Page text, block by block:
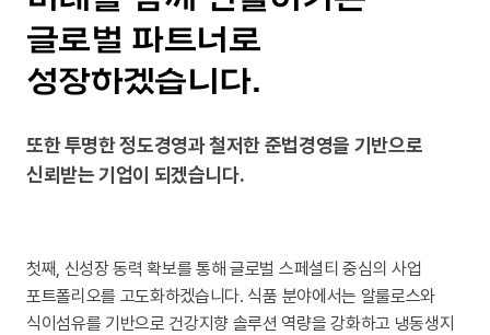
글로벌 파트너로
성장하겠습니다.
또한 투명한 정도경영과 철저한 준법경영을 기반으로
신뢰받는 기업이 되겠습니다.
첫째, 신성장 동력 확보를 통해 글로벌 스페셜티 중심의 사업
포트폴리오를 고도화하겠습니다. 식품 분야에서는 알룰로스와
식이섬유를 기반으로 건강지향 솔루션 역량을 강화하고 냉동생지